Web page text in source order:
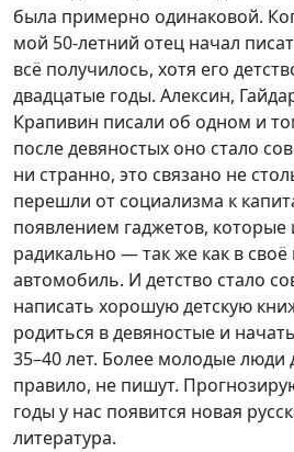
была примерно одинаковой.
мой 50-летний отец начал
всё получилось, хотя его
двадцатые годы. Алексин,
Крапивин писали об одном и
после девяностых оно стало
ни странно, это связано не
перешли от социализма к
появлением гаджетов,
радикально — так же как в
автомобиль. И детство стало
написать хорошую детскую
родиться в девяностые и
35–40 лет. Более молодые люди
правило, не пишут.
годы у нас появится новая
литература.